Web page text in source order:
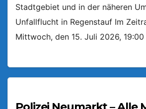
Stadtgebiet und in der näheren
Unfallflucht in Regenstauf Im
Mittwoch, den 15. Juli 2026,